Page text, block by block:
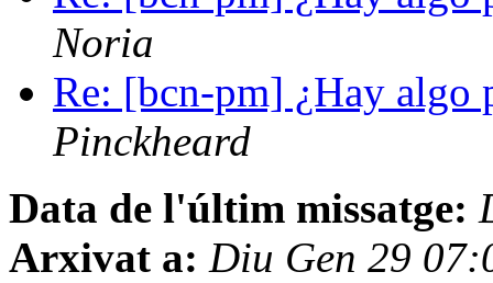
Noria
Re: [bcn-pm] ¿Hay algo
Pinckheard
Data de l'últim missatge:
Arxivat a: Diu Gen 29